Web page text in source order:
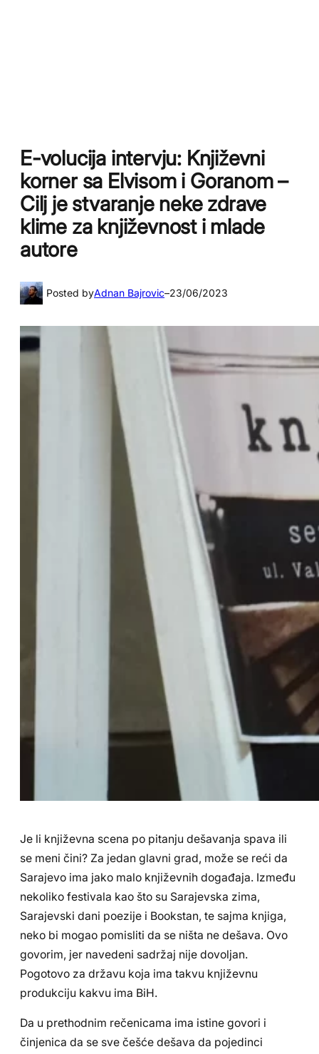
E-volucija intervju: Književni
korner sa Elvisom i Goranom –
Cilj je stvaranje neke zdrave
klime za književnost i mlade
autore
Posted byAdnan Bajrovic–23/06/2023
Je li književna scena po pitanju dešavanja spava ili
se meni čini? Za jedan glavni grad, može se reći da
Sarajevo ima jako malo književnih događaja. Između
nekoliko festivala kao što su Sarajevska zima,
Sarajevski dani poezije i Bookstan, te sajma knjiga,
neko bi mogao pomisliti da se ništa ne dešava. Ovo
govorim, jer navedeni sadržaj nije dovoljan.
Pogotovo za državu koja ima takvu književnu
produkciju kakvu ima BiH.
Da u prethodnim rečenicama ima istine govori i
činjenica da se sve češće dešava da pojedinci